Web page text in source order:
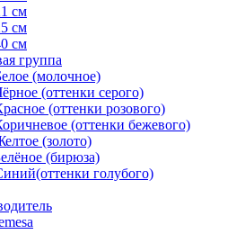
см
см
см
группа
(молочное)
(оттенки серого)
(оттенки розового)
(оттенки бежевого)
(золото)
(бирюза)
голубого)